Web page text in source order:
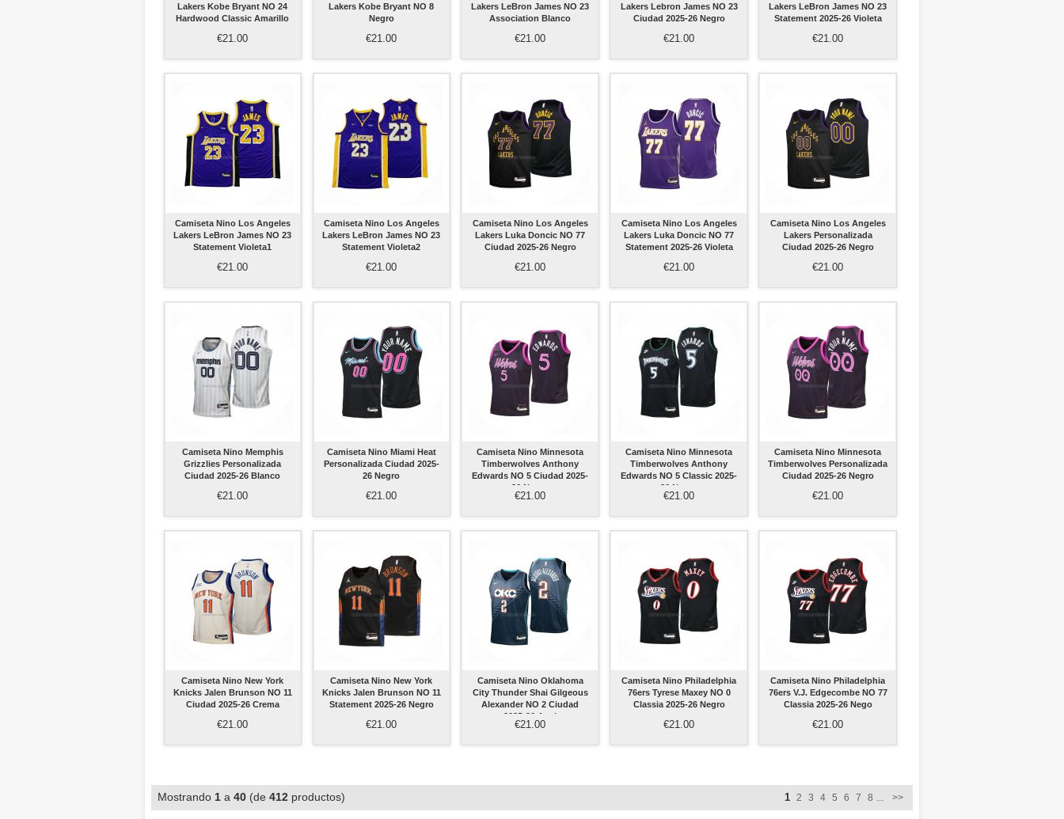
Lakers Kobe Bryant NO 24
Hardwood Classic Amarillo
€21.00
Lakers Kobe Bryant NO 8
Negro
€21.00
Lakers LeBron James NO 23
Association Blanco
€21.00
Lakers Lebron James NO 23
Ciudad 2025-26 Negro
€21.00
Lakers LeBron James NO 23
Statement 2025-26 Violeta
€21.00
Camiseta Nino Los Angeles
Lakers LeBron James NO 23
Statement Violeta1
€21.00
Camiseta Nino Los Angeles
Lakers LeBron James NO 23
Statement Violeta2
€21.00
Camiseta Nino Los Angeles
Lakers Luka Doncic NO 77
Ciudad 2025-26 Negro
€21.00
Camiseta Nino Los Angeles
Lakers Luka Doncic NO 77
Statement 2025-26 Violeta
€21.00
Camiseta Nino Los Angeles
Lakers Personalizada
Ciudad 2025-26 Negro
€21.00
Camiseta Nino Memphis
Grizzlies Personalizada
Ciudad 2025-26 Blanco
€21.00
Camiseta Nino Miami Heat
Personalizada Ciudad 2025-
26 Negro
€21.00
Camiseta Nino Minnesota
Timberwolves Anthony
Edwards NO 5 Ciudad 2025-
26 Negro
€21.00
Camiseta Nino Minnesota
Timberwolves Anthony
Edwards NO 5 Classic 2025-
26 Negro
€21.00
Camiseta Nino Minnesota
Timberwolves Personalizada
Ciudad 2025-26 Negro
€21.00
Camiseta Nino New York
Knicks Jalen Brunson NO 11
Ciudad 2025-26 Crema
€21.00
Camiseta Nino New York
Knicks Jalen Brunson NO 11
Statement 2025-26 Negro
€21.00
Camiseta Nino Oklahoma
City Thunder Shai Gilgeous
Alexander NO 2 Ciudad
2025-26 Azul
€21.00
Camiseta Nino Philadelphia
76ers Tyrese Maxey NO 0
Classia 2025-26 Negro
€21.00
Camiseta Nino Philadelphia
76ers V.J. Edgecombe NO 77
Classia 2025-26 Nego
€21.00
Mostrando 1 a 40 (de 412 productos) 1 2 3 4 5 6 7 8 ... >>